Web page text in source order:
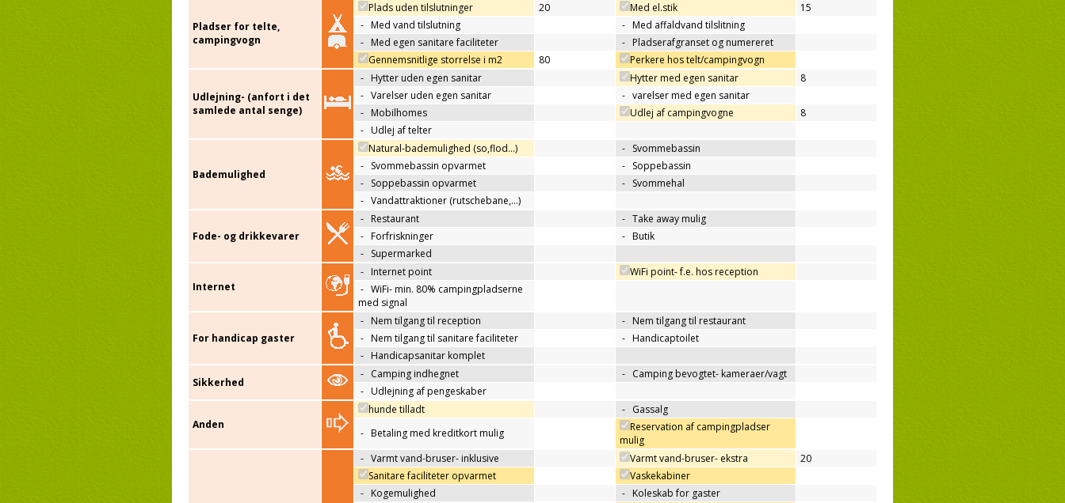
Pladser for telte,
campingvogn
Plads uden tilslutninger 20 Med el.stik
15
- Med vand tilslutning - Med affaldvand tilslitning
- Med egen sanitare faciliteter - Pladserafgranset og numereret
Gennemsnitlige storrelse i m2
80 Perkere hos telt/campingvogn
Udlejning- (anfort i det
samlede antal senge)
- Hytter uden egen sanitar Hytter med egen sanitar
8
- Varelser uden egen sanitar - varelser med egen sanitar
- Mobilhomes Udlej af campingvogne
8
- Udlej af telter
Bademulighed
Natural-bademulighed (so,flod...) - Svommebassin
- Svommebassin opvarmet - Soppebassin
- Soppebassin opvarmet - Svommehal
- Vandattraktioner (rutschebane,…)
Fode- og drikkevarer
- Restaurant - Take away mulig
- Forfriskninger - Butik
- Supermarked
Internet
- Internet point
WiFi point- f.e. hos reception
- WiFi- min. 80% campingpladserne
med signal
For handicap gaster
- Nem tilgang til reception - Nem tilgang til restaurant
- Nem tilgang til sanitare faciliteter - Handicaptoilet
- Handicapsanitar komplet
Sikkerhed
- Camping indhegnet - Camping bevogtet- kameraer/vagt
- Udlejning af pengeskaber
Anden
hunde tilladt - Gassalg
- Betaling med kreditkort mulig
Reservation af campingpladser
mulig
- Varmt vand-bruser- inklusive Varmt vand-bruser- ekstra
20
Sanitare faciliteter opvarmet
Vaskekabiner
- Kogemulighed - Koleskab for gaster